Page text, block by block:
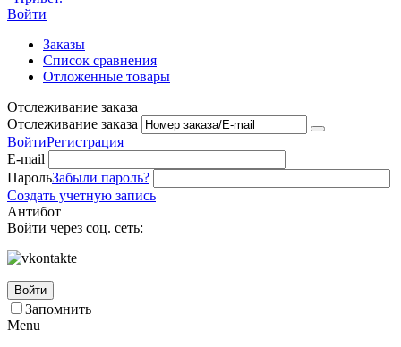
Войти
Заказы
Список сравнения
Отложенные товары
Отслеживание заказа
Отслеживание заказа
ВойтиРегистрация
E-mail
ПарольЗабыли пароль?
Создать учетную запись
Антибот
Войти через соц. сеть:
Войти
Запомнить
Menu